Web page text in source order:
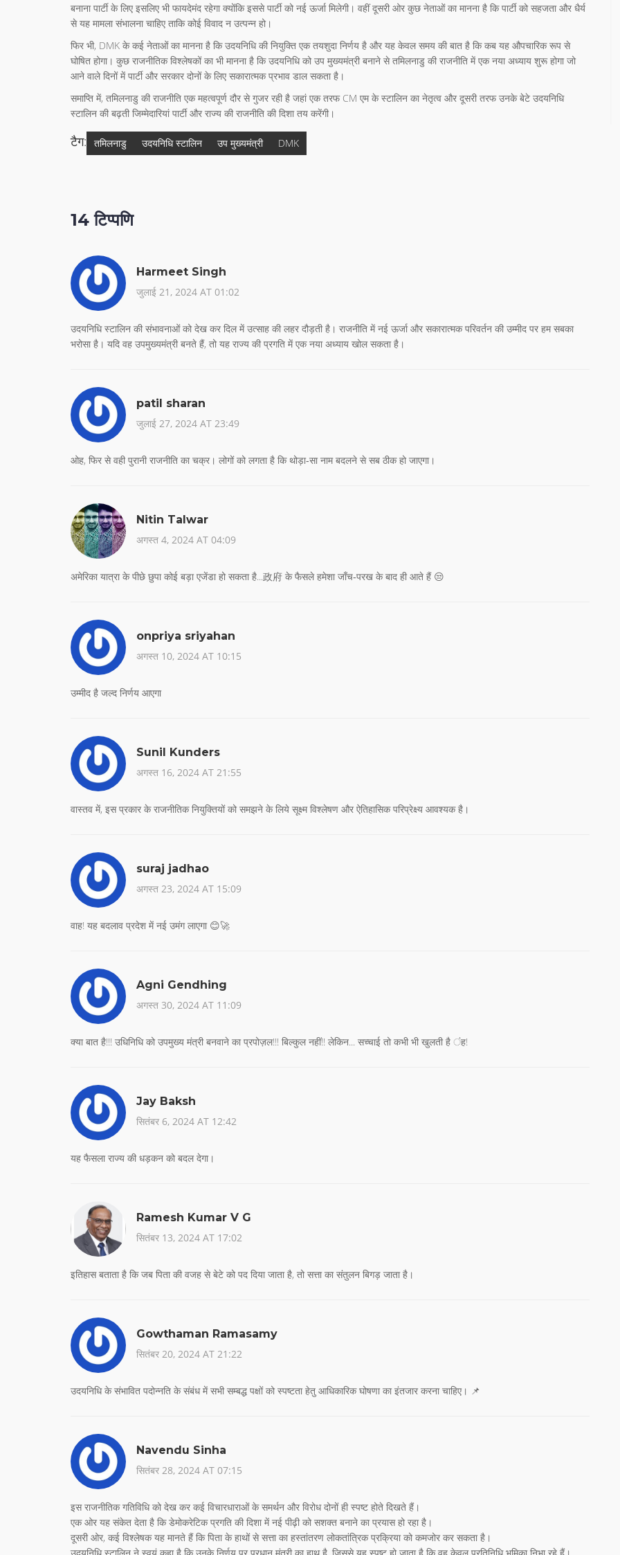
बनाना पार्टी के लिए इसलिए भी फायदेमंद रहेगा क्योंकि इससे पार्टी को नई ऊर्जा मिलेगी। वहीं दूसरी ओर कुछ नेताओं का मानना है कि पार्टी को सहजता और धैर्य
से यह मामला संभालना चाहिए ताकि कोई विवाद न उत्पन्न हो।
फिर भी, DMK के कई नेताओं का मानना है कि उदयनिधि की नियुक्ति एक तयशुदा निर्णय है और यह केवल समय की बात है कि कब यह औपचारिक रूप से
घोषित होगा। कुछ राजनीतिक विश्लेषकों का भी मानना है कि उदयनिधि को उप मुख्यमंत्री बनाने से तमिलनाडु की राजनीति में एक नया अध्याय शुरू होगा जो
आने वाले दिनों में पार्टी और सरकार दोनों के लिए सकारात्मक प्रभाव डाल सकता है।
समाप्ति में, तमिलनाडु की राजनीति एक महत्वपूर्ण दौर से गुजर रही है जहां एक तरफ CM एम के स्टालिन का नेतृत्व और दूसरी तरफ उनके बेटे उदयनिधि
स्टालिन की बढ़ती जिम्मेदारियां पार्टी और राज्य की राजनीति की दिशा तय करेंगी।
टैग: तमिलनाडु उदयनिधि स्टालिन उप मुख्यमंत्री DMK
14 टिप्पणि
Harmeet Singh
जुलाई 21, 2024 AT 01:02
उदयनिधि स्टालिन की संभावनाओं को देख कर दिल में उत्साह की लहर दौड़ती है। राजनीति में नई ऊर्जा और सकारात्मक परिवर्तन की उम्मीद पर हम सबका
भरोसा है। यदि वह उपमुख्यमंत्री बनते हैं, तो यह राज्य की प्रगति में एक नया अध्याय खोल सकता है।
patil sharan
जुलाई 27, 2024 AT 23:49
ओह, फिर से वही पुरानी राजनीति का चक्र। लोगों को लगता है कि थोड़ा‑सा नाम बदलने से सब ठीक हो जाएगा।
Nitin Talwar
अगस्त 4, 2024 AT 04:09
अमेरिका यात्रा के पीछे छुपा कोई बड़ा एजेंडा हो सकता है...政府 के फैसले हमेशा जाँच‑परख के बाद ही आते हैं 😒
onpriya sriyahan
अगस्त 10, 2024 AT 10:15
उम्मीद है जल्द निर्णय आएगा
Sunil Kunders
अगस्त 16, 2024 AT 21:55
वास्तव में, इस प्रकार के राजनीतिक नियुक्तियों को समझने के लिये सूक्ष्म विश्लेषण और ऐतिहासिक परिप्रेक्ष्य आवश्यक है।
suraj jadhao
अगस्त 23, 2024 AT 15:09
वाह! यह बदलाव प्रदेश में नई उमंग लाएगा 😊🚀
Agni Gendhing
अगस्त 30, 2024 AT 11:09
क्या बात है!!! उधिनिधि को उपमुख्य मंत्री बनवाने का प्रपोज़ल!!! बिल्कुल नहीं!! लेकिन... सच्चाई तो कभी भी खुलती है ंह!
Jay Baksh
सितंबर 6, 2024 AT 12:42
यह फैसला राज्य की धड़कन को बदल देगा।
Ramesh Kumar V G
सितंबर 13, 2024 AT 17:02
इतिहास बताता है कि जब पिता की वजह से बेटे को पद दिया जाता है, तो सत्ता का संतुलन बिगड़ जाता है।
Gowthaman Ramasamy
सितंबर 20, 2024 AT 21:22
उदयनिधि के संभावित पदोन्नति के संबंध में सभी सम्बद्ध पक्षों को स्पष्टता हेतु आधिकारिक घोषणा का इंतजार करना चाहिए। 📌
Navendu Sinha
सितंबर 28, 2024 AT 07:15
इस राजनीतिक गतिवि‍धि को देख कर कई विचारधाराओं के समर्थन और विरोध दोनों ही स्पष्ट होते दिखते हैं।
एक ओर यह संकेत देता है कि डेमोकरेटिक प्रगति की दिशा में नई पीढ़ी को सशक्त बनाने का प्रयास हो रहा है।
दूसरी ओर, कई विश्लेषक यह मानते हैं कि पिता के हाथों से सत्ता का हस्तांतरण लोकतांत्रिक प्रक्रिया को कमजोर कर सकता है।